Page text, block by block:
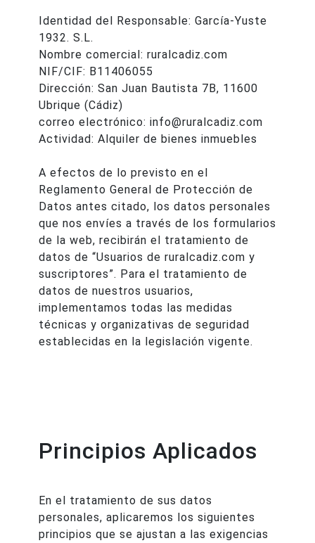
Identidad del Responsable: García-Yuste
1932. S.L.
Nombre comercial: ruralcadiz.com
NIF/CIF: B11406055
Dirección: San Juan Bautista 7B, 11600
Ubrique (Cádiz)
correo electrónico: info@ruralcadiz.com
Actividad: Alquiler de bienes inmuebles
A efectos de lo previsto en el
Reglamento General de Protección de
Datos antes citado, los datos personales
que nos envíes a través de los formularios
de la web, recibirán el tratamiento de
datos de “Usuarios de ruralcadiz.com y
suscriptores”. Para el tratamiento de
datos de nuestros usuarios,
implementamos todas las medidas
técnicas y organizativas de seguridad
establecidas en la legislación vigente.
Principios Aplicados
En el tratamiento de sus datos
personales, aplicaremos los siguientes
principios que se ajustan a las exigencias